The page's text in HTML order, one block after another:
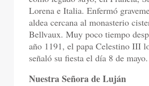
Lorena e Italia. Enfermó
aldea cercana al monasterio
Bellvaux. Muy poco tiempo
año 1191, el papa Celestino III
señaló su fiesta el día 8 de mayo.
Nuestra Señora de Luján